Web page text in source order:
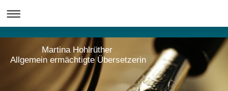
Martina Hohlrüther
Allgemein ermächtigte Übersetzerin